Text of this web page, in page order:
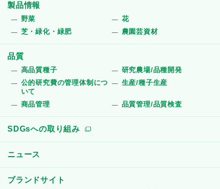
製品情報
野菜
花
芝・緑化・緑肥
農園芸資材
品質
高品質種子
研究農場/品種開発
公的研究費の管理体制につ
いて
生産/種子生産
商品管理 品質管理/品質検査
SDGsへの取り組み
ニュース
ブランドサイト